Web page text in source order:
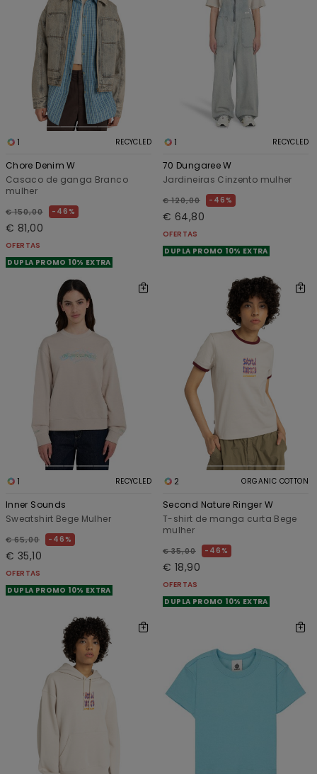
1 RECYCLED
Chore Denim W
Casaco de ganga Branco
mulher
€ 150,00 46%
€ 81,00
OFERTAS
DUPLA PROMO 10% EXTRA
1 RECYCLED
70 Dungaree W
Jardineiras Cinzento mulher
€ 120,00 46%
€ 64,80
OFERTAS
DUPLA PROMO 10% EXTRA
1 RECYCLED
Inner Sounds
Sweatshirt Bege Mulher
€ 65,00 46%
€ 35,10
OFERTAS
DUPLA PROMO 10% EXTRA
2 ORGANIC COTTON
Second Nature Ringer W
T-shirt de manga curta Bege
mulher
€ 35,00 46%
€ 18,90
OFERTAS
DUPLA PROMO 10% EXTRA